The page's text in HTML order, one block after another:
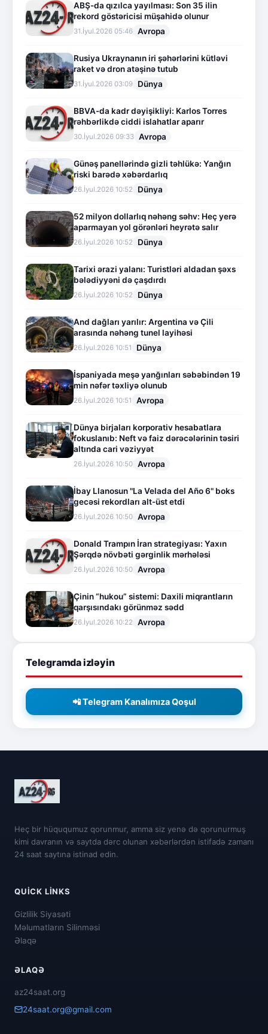
ABŞ-da qızılca yayılması: Son 35 ilin
rekord göstəricisi müşahidə olunur
31.İyul.2026 05:46 Avropa
Rusiya Ukraynanın iri şəhərlərini kütləvi
raket və dron atəşinə tutub
31.İyul.2026 03:09 Dünya
BBVA-da kadr dəyişikliyi: Karlos Torres
rəhbərlikdə ciddi islahatlar aparır
30.İyul.2026 09:33 Avropa
Günəş panellərində gizli təhlükə: Yanğın
riski barədə xəbərdarlıq
26.İyul.2026 10:52 Dünya
52 milyon dollarlıq nəhəng səhv: Heç yerə
aparmayan yol görənləri heyrətə salır
26.İyul.2026 10:52 Dünya
Tarixi ərazi yalanı: Turistləri aldadan şəxs
bələdiyyəni də çaşdırdı
26.İyul.2026 10:52 Dünya
And dağları yarılır: Argentina və Çili
arasında nəhəng tunel layihəsi
26.İyul.2026 10:51 Dünya
İspaniyada meşə yanğınları səbəbindən 19
min nəfər təxliyə olunub
26.İyul.2026 10:51 Avropa
Dünya birjaları korporativ hesabatlara
fokuslanıb: Neft və faiz dərəcələrinin təsiri
altında cari vəziyyət
26.İyul.2026 10:50 Avropa
İbay Llanosun "La Velada del Año 6" boks
gecəsi rekordları alt-üst etdi
26.İyul.2026 10:50 Avropa
Donald Trampın İran strategiyası: Yaxın
Şərqdə növbəti gərginlik mərhələsi
26.İyul.2026 10:50 Avropa
Çinin “hukou” sistemi: Daxili miqrantların
qarşısındakı görünməz sədd
26.İyul.2026 10:22 Avropa
Telegramda izləyin
📲 Telegram Kanalımıza Qoşul
Heç bir hüququmuz qorunmur, amma siz yenə də qorunurmuş
kimi davranın və saytda dərc olunan xəbərlərdən istifadə zamanı
24 saat saytına istinad edin.
QUICK LINKS
Gizlilik Siyasəti
Məlumatların Silinməsi
Əlaqə
ƏLAQƏ
az24saat.org
24saat.org@gmail.com